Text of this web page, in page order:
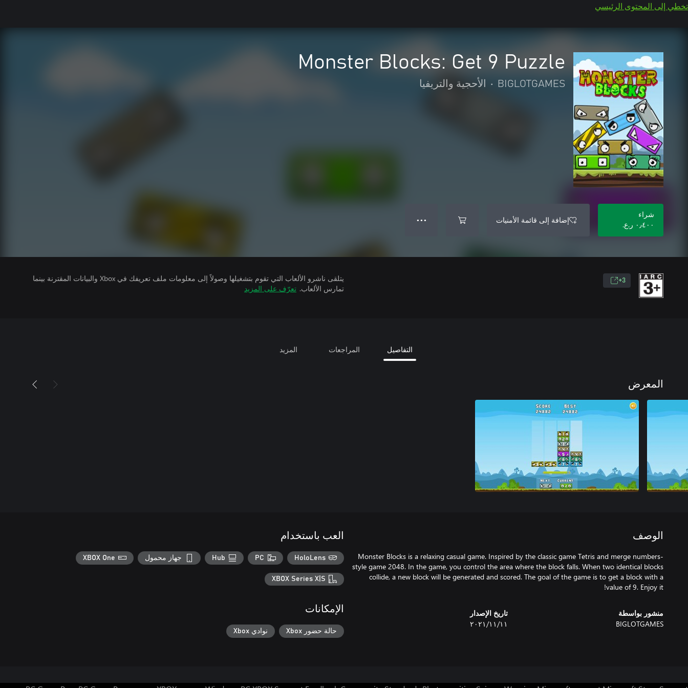
تخطي إلى المحتوى الرئيسي
Monster Blocks: Get 9 Puzzle
BIGLOTGAMES
• الأحجية والتريفيا
شراء
٠٫٤٠٠ ر.ع.‏
إضافة إلى قائمة الأمنيات ● ● ●
3+
يتلقى ناشرو الألعاب التي تقوم بتشغيلها وصولاً إلى معلومات ملف تعريفك في Xbox والبيانات المقترنة بينما
تمارس الألعاب. تعرّف على المزيد
التفاصيل المراجعات المزيد
المعرض
الوصف
Monster Blocks is a relaxing casual game. Inspired by the classic game Tetris and merge numbers-
style game 2048. In the game, you control the area where the block falls. When two identical blocks
collide, a new block will be generated and scored. The goal of the game is to get a block with a
value of 9. Enjoy it!
منشور بواسطة
BIGLOTGAMES
تاريخ الإصدار
١١‏/١١‏/٢٠٢١
العب باستخدام
HoloLens
PC
Hub جهاز محمول XBOX One
XBOX Series X|S
الإمكانات
حالة حضور Xbox نوادي Xbox